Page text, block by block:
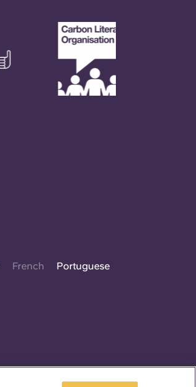
French Portuguese
que denotam um género